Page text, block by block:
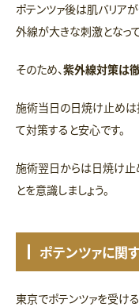
ポテンツァ後は肌バリア
外線が大きな刺激となっ
そのため、紫外線対策は
施術当日の日焼け止めは
て対策すると安心です。
施術翌日からは日焼け止
とを意識しましょう。
ポテンツァに関
東京でポテンツァを受け